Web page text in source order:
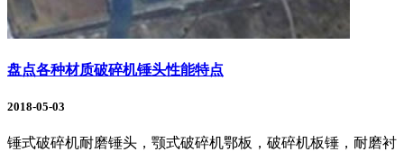
盘点各种材质破碎机锤头性能特点
2018-05-03
锤式破碎机耐磨锤头，颚式破碎机鄂板，破碎机板锤，耐磨衬